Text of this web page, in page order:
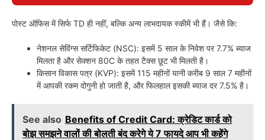
पोस्ट ऑफिस में सिर्फ TD ही नहीं, बल्कि अन्य लाभदायक स्कीमें भी हैं। जैसे कि:
नेशनल सेविंग्स सर्टिफिकेट (NSC): इसमें 5 साल के निवेश पर 7.7% ब्याज
मिलता है और सेक्शन 80C के तहत टैक्स छूट भी मिलती है।
किसान विकास पत्र (KVP): इसमें 115 महीनों यानी करीब 9 साल 7 महीनों
में आपकी रकम दोगुनी हो जाती है, और फिलहाल इसकी ब्याज दर 7.5% है।
See also Benefits of Credit Card: क्रेडिट कार्ड को
बोझ समझने वालों की बोलती बंद करेगे ये 7 फायदे आप भी कहेंगे